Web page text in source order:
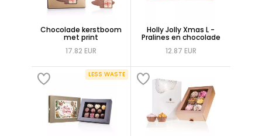
Chocolade kerstboom
met print
17.82 EUR
Holly Jolly Xmas L -
Pralines en chocolade
12.87 EUR
LESS WASTE